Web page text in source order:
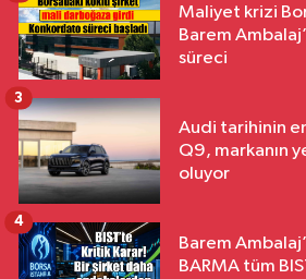
Maliyet krizi
Barem
süreci
Audi tarihinin
Q9, markanın
oluyor
3
Barem
BARMA tüm
4